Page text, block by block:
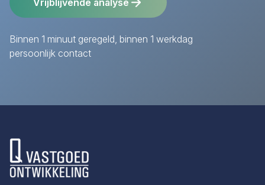
Vrijblijvende analyse
Binnen 1 minuut geregeld, binnen 1 werkdag
persoonlijk contact